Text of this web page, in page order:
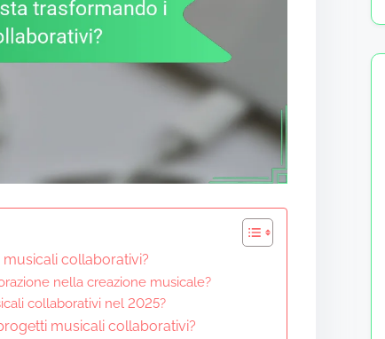
collaborativi?
nella creazione musicale?
collaborativi nel 2025?
musicali collaborativi?